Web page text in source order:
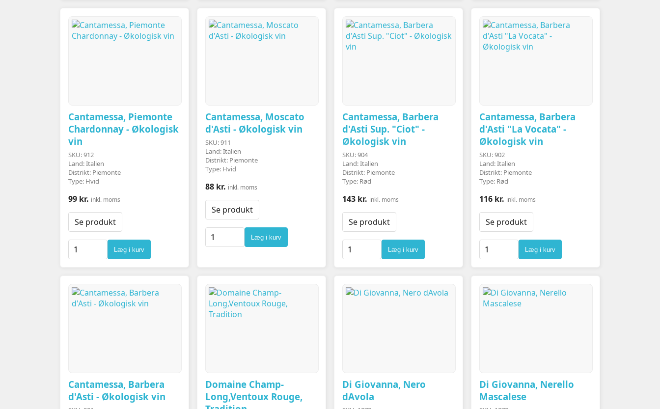
Cantamessa, Piemonte
Chardonnay - Økologisk
vin
SKU: 912
Land: Italien
Distrikt: Piemonte
Type: Hvid
99 kr. inkl. moms
Se produkt
Læg i kurv
Cantamessa, Moscato
d'Asti - Økologisk vin
SKU: 911
Land: Italien
Distrikt: Piemonte
Type: Hvid
88 kr. inkl. moms
Se produkt
Læg i kurv
Cantamessa, Barbera
d'Asti Sup. "Ciot" -
Økologisk vin
SKU: 904
Land: Italien
Distrikt: Piemonte
Type: Rød
143 kr. inkl. moms
Se produkt
Læg i kurv
Cantamessa, Barbera
d'Asti "La Vocata" -
Økologisk vin
SKU: 902
Land: Italien
Distrikt: Piemonte
Type: Rød
116 kr. inkl. moms
Se produkt
Læg i kurv
Cantamessa, Barbera
d'Asti - Økologisk vin
Domaine Champ-
Long,Ventoux Rouge,
Di Giovanna, Nero
dAvola
Di Giovanna, Nerello
Mascalese